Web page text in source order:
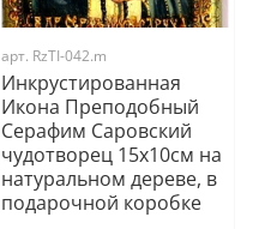
арт. RzTI-042.m
Инкрустированная
Икона Преподобный
Серафим Саровский
чудотворец 15х10см на
натуральном дереве, в
подарочной коробке